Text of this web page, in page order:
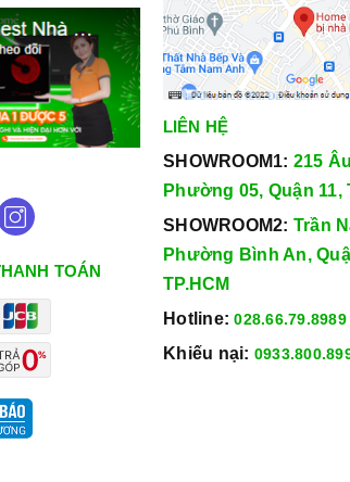
TOÁN
LIÊN HỆ
SHOWROOM1: 215
Phường 05, Quận 11,
SHOWROOM2: Trần
Phường Bình An,
TP.HCM
Hotline: 028.66.79.8989
Khiếu nại: